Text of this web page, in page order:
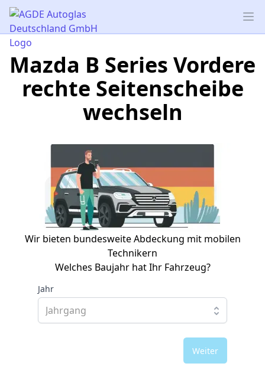
AGDE Autoglas Deutschland GmbH
Mazda B Series Vordere
rechte Seitenscheibe
wechseln
Wir bieten bundesweite Abdeckung mit mobilen
Technikern
Welches Baujahr hat Ihr Fahrzeug?
Jahr
Weiter